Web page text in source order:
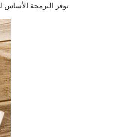
توفر البرمجة الأساس